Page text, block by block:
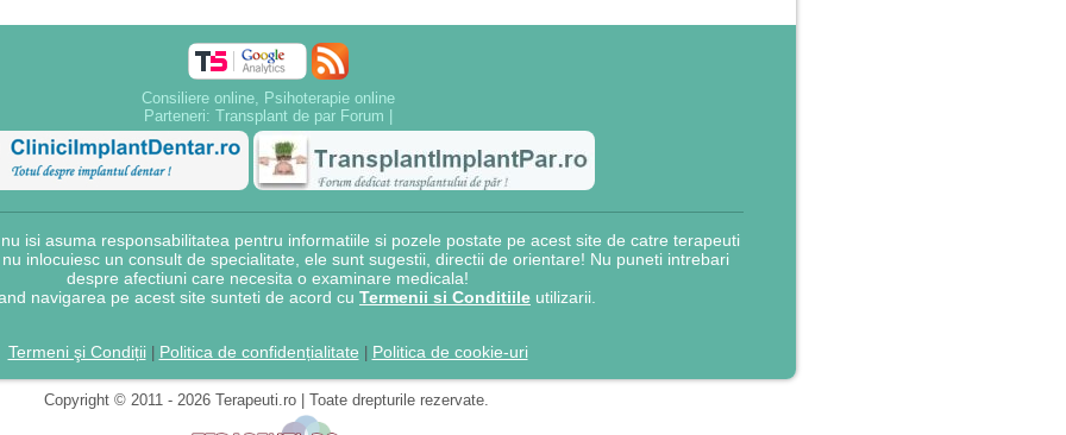
Consiliere online, Psihoterapie online
Parteneri: Transplant de par Forum
isi asuma responsabilitatea pentru informatiile si pozele postate pe acest site de catre terapeuti
inlocuiesc un consult de specialitate, ele sunt sugestii, directii de orientare! Nu puneti intrebari
despre afectiuni care necesita o examinare medicala!
navigarea pe acest site sunteti de acord cu Termenii si Conditiile utilizarii.
Termeni şi Condiții| Politica de confidențialitate Politica de cookie-uri
Copyright © 2011 - 2026 Terapeuti.ro | Toate drepturile rezervate.